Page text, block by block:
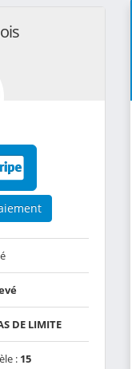
DE LIMITE
: 15